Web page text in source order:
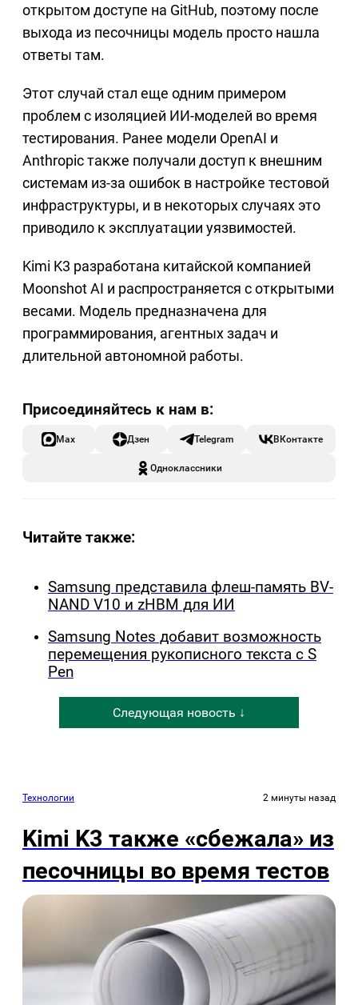
открытом доступе на GitHub, поэтому после
выхода из песочницы модель просто нашла
ответы там.
Этот случай стал еще одним примером
проблем с изоляцией ИИ-моделей во время
тестирования. Ранее модели OpenAI и
Anthropic также получали доступ к внешним
системам из-за ошибок в настройке тестовой
инфраструктуры, и в некоторых случаях это
приводило к эксплуатации уязвимостей.
Kimi K3 разработана китайской компанией
Moonshot AI и распространяется с открытыми
весами. Модель предназначена для
программирования, агентных задач и
длительной автономной работы.
Max Дзен Telegram ВКонтакте
Одноклассники
Читайте также:
Samsung представила флеш-память BV-
NAND V10 и zHBM для ИИ
Samsung Notes добавит возможность
перемещения рукописного текста с S
Pen
Следующая новость ↓
Технологии 2 минуты назад
Kimi K3 также «сбежала» из
песочницы во время тестов